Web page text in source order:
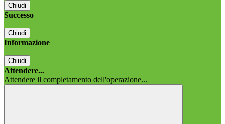
Chiudi
Successo
Chiudi
Informazione
Chiudi
Attendere...
Attendere il completamento dell'operazione...